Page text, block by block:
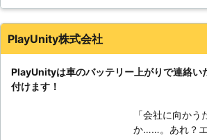
います。 深夜
間帯に車のバッ
ができるので、
けなくなるか
消いたします。 もしも車のバッテリ
がお客様により
や快適で明るい
けられるようにな
することができ
ジンが止まった
PlayUnity株式会社
PlayUnityは車のバッテリー上がりで連絡い
付けます！
「会社に向か
か……。あれ？